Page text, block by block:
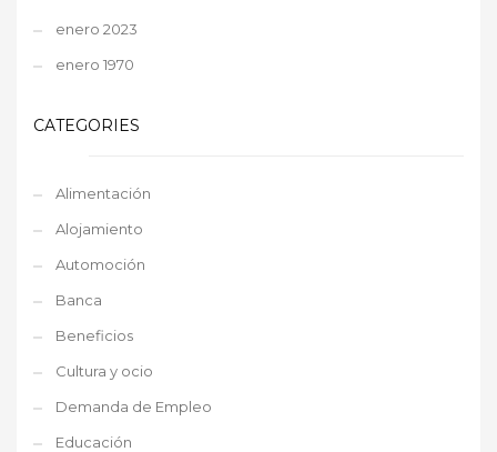
enero 2023
enero 1970
CATEGORIES
Alimentación
Alojamiento
Automoción
Banca
Beneficios
Cultura y ocio
Demanda de Empleo
Educación